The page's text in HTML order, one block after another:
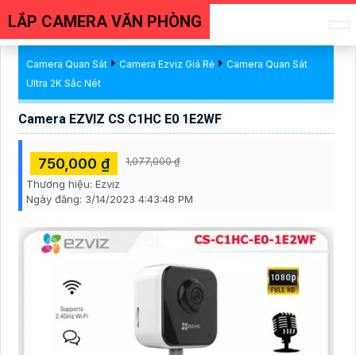
LẮP CAMERA VĂN PHÒNG
Camera Quan Sát Camera Ezviz Giá Rẻ
Camera Quan Sát
Ultra 2K Sắc Nét
Camera EZVIZ CS C1HC E0 1E2WF
750,000 ₫ 1,077,000 ₫
Thương hiệu: Ezviz
Ngày đăng: 3/14/2023 4:43:48 PM